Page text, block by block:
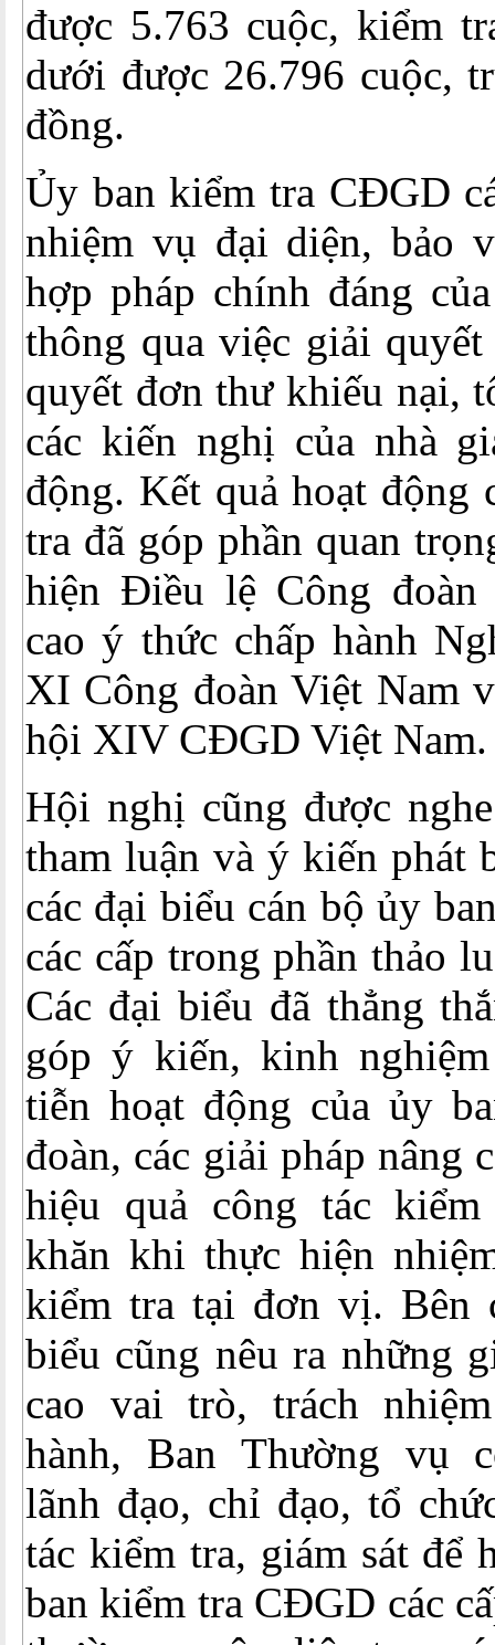
được 5.763 cuộc, kiểm
dưới được 26.796 cuộc,
đồng.
Ủy ban kiểm tra CĐGD
nhiệm vụ đại diện, bảo
hợp pháp chính đáng
thông qua việc giải
quyết đơn thư khiếu nại,
các kiến nghị của nhà
động. Kết quả hoạt động
tra đã góp phần quan
hiện Điều lệ Công đoàn
cao ý thức chấp hành
XI Công đoàn Việt Nam
hội XIV CĐGD Việt Nam.
Hội nghị cũng được
tham luận và ý kiến phát
các đại biểu cán bộ ủy
các cấp trong phần thảo
Các đại biểu đã thẳng
góp ý kiến, kinh
tiễn hoạt động của ủy
đoàn, các giải pháp nâng
hiệu quả công tác
khăn khi thực hiện
kiểm tra tại đơn vị. Bên
biểu cũng nêu ra những
cao vai trò, trách
hành, Ban Thường vụ
lãnh đạo, chỉ đạo, tổ
tác kiểm tra, giám sát để
ban kiểm tra CĐGD các